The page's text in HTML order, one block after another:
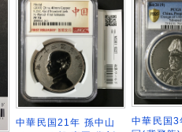
中華民国21年 孫中山
中華民国3